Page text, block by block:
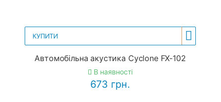
КУПИТИ
Автомобільна акустика Cyclone FX-102
В наявності
673 грн.